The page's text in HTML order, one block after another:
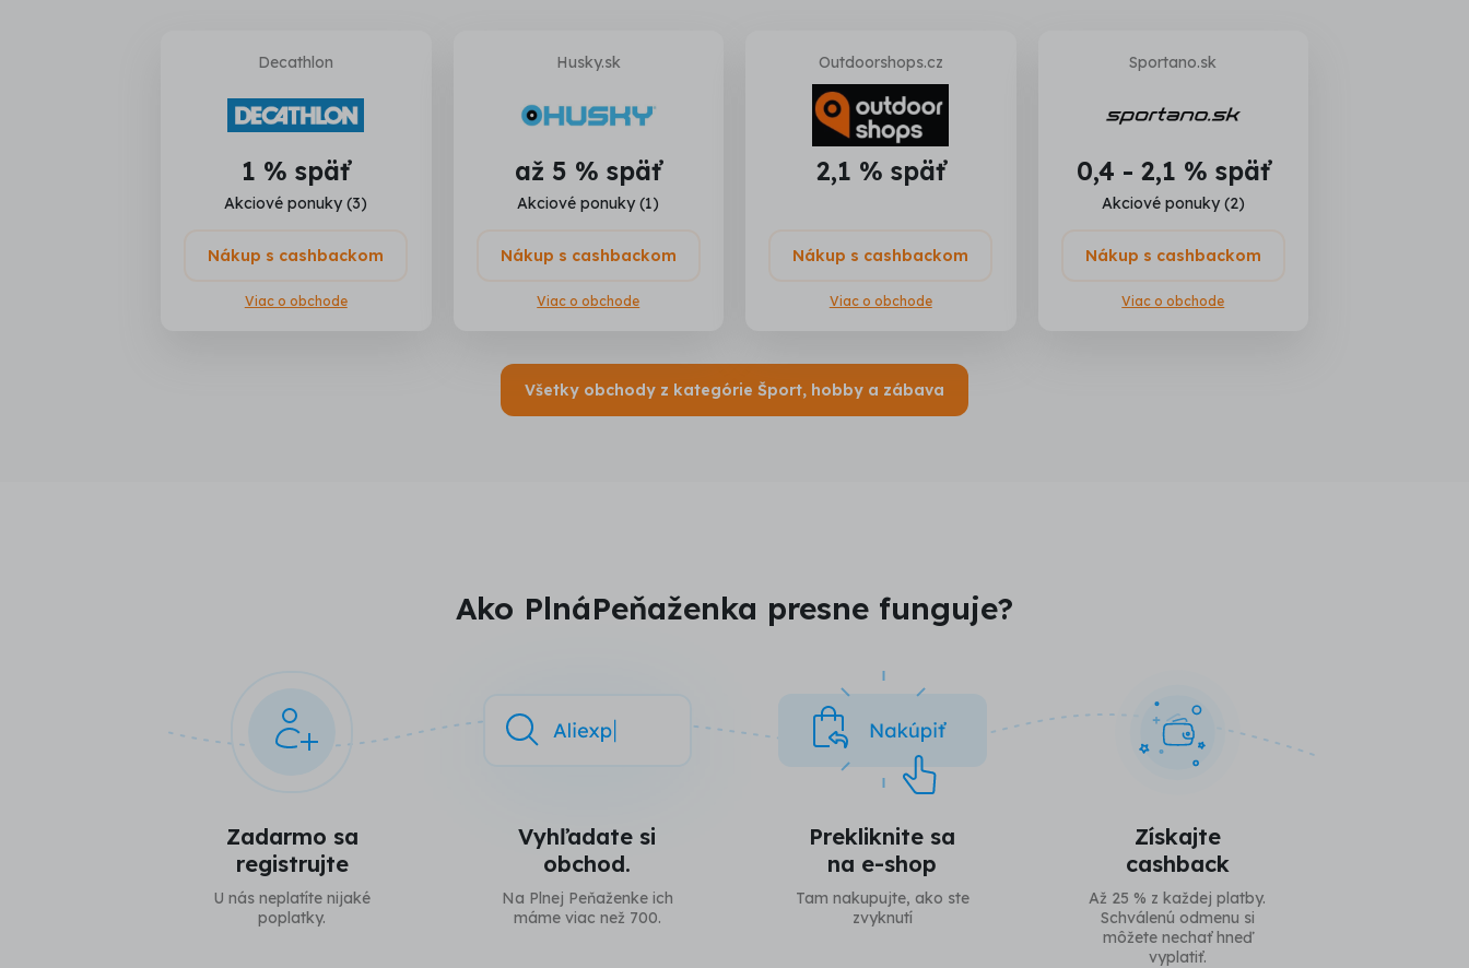
Decathlon
1 % späť
Akciové ponuky (3)
Nákup s cashbackom
Viac o obchode
Husky.sk
až 5 % späť
Akciové ponuky (1)
Nákup s cashbackom
Viac o obchode
Outdoorshops.cz
2,1 % späť
Nákup s cashbackom
Viac o obchode
Sportano.sk
0,4 - 2,1 % späť
Akciové ponuky (2)
Nákup s cashbackom
Viac o obchode
Všetky obchody z kategórie Šport, hobby a zábava
Ako PlnáPeňaženka presne funguje?
Zadarmo sa
registrujte
U nás neplatíte nijaké
poplatky.
Vyhľadate si
obchod.
Na Plnej Peňaženke ich
máme viac než 700.
Prekliknite sa
na e-shop
Tam nakupujte, ako ste
zvyknutí
Získajte
cashback
Až 25 % z každej platby.
Schválenú odmenu si
môžete nechať hneď
vyplatiť.